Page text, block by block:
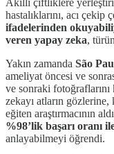
hastalıklarını, acı çekip
ifadelerinden
veren yapay zeka,
Yakın zamanda São
ameliyat öncesi ve
ve sonraki
zekayı atların gözlerine,
eğiten araştırmacının
%98’lik başarı oranı
anlayabilmeyi öğrendi.